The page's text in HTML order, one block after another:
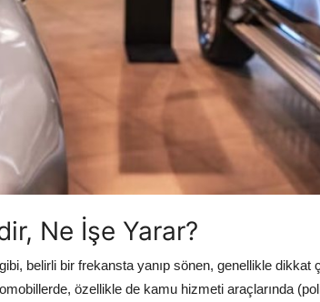
Ne İşe Yarar?
belirli bir frekansta yanıp sönen, genellikle
özellikle de kamu hizmeti araçlarında